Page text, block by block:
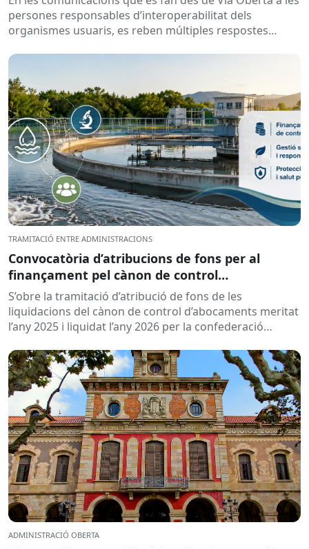
persones responsables d’interoperabilitat dels
organismes usuaris, es reben múltiples respostes
TRAMITACIÓ ENTRE ADMINISTRACIONS
Convocatòria d’atribucions de fons per al
finançament pel cànon de control
d’abocaments meritat l’any 2025 i liquidat l’any
2026
S’obre la tramitació d’atribució de fons de les
liquidacions del cànon de control d’abocaments meritat
l’any 2025 i liquidat l’any 2026 per la confederació
ADMINISTRACIÓ OBERTA